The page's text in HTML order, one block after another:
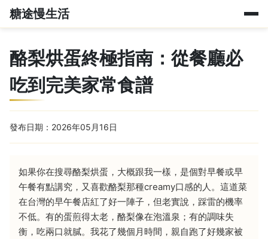
糖途慢生活
酪梨烘蛋終極指南：從餐廳必
吃到完美家常食譜
發布日期：2026年05月16日
如果你在搜尋酪梨烘蛋，大概跟我一樣，是個對早餐或早
午餐有點講究，又喜歡酪梨那種creamy口感的人。這道菜
在台灣的早午餐店紅了好一陣子，但老實說，踩雷的機率
不低。有的蛋煎得太老，酪梨像在泡溫泉；有的調味失
衡，吃兩口就膩。我花了幾個月時間，親自跑了好幾家被